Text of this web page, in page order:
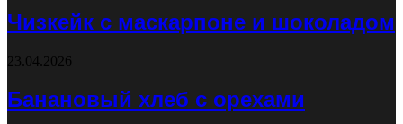
Чизкейк с маскарпоне и шоколадом
23.04.2026
Банановый хлеб с орехами